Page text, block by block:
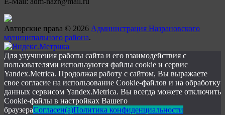
Авторские права © 2026 Администрация Назрановского
муниципального района.
Для улучшения работы сайта и его взаимодействия с
пользователями используются файлы cookie и сервис
Yandex.Metrica. Продолжая работу с сайтом, Вы выражаете
свое согласие на использование Cookie-файлов и на обработку
данных сервисом Yandex.Metrica. Вы всегда можете отключить
Cookie-файлы в настройках Вашего
браузераСогласен(а)Политика конфиденциальности